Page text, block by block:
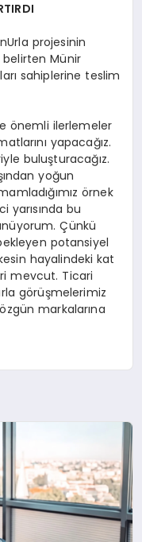
projesinin
Münir
sahiplerine teslim
önemli ilerlemeler
yapacağız.
buluşturacağız.
yoğun
örnek
yarısında bu
Çünkü
potansiyel
hayalindeki kat
mevcut. Ticari
görüşmelerimiz
markalarına